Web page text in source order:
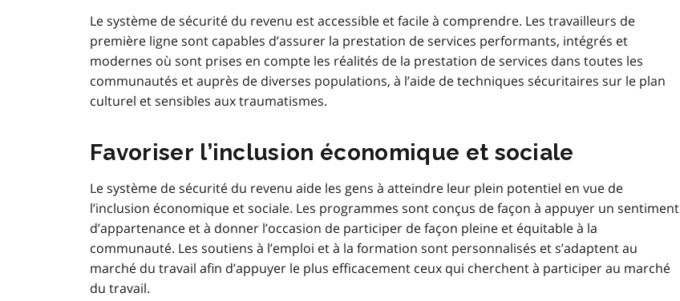
Le système de sécurité du revenu est accessible et facile à comprendre. Les travailleurs de
première ligne sont capables d’assurer la prestation de services performants, intégrés et
modernes où sont prises en compte les réalités de la prestation de services dans toutes les
communautés et auprès de diverses populations, à l’aide de techniques sécuritaires sur le plan
culturel et sensibles aux traumatismes.
Favoriser l’inclusion économique et sociale
Le système de sécurité du revenu aide les gens à atteindre leur plein potentiel en vue de
l’inclusion économique et sociale. Les programmes sont conçus de façon à appuyer un sentiment
d’appartenance et à donner l’occasion de participer de façon pleine et équitable à la
communauté. Les soutiens à l’emploi et à la formation sont personnalisés et s’adaptent au
marché du travail afin d’appuyer le plus efficacement ceux qui cherchent à participer au marché
du travail.